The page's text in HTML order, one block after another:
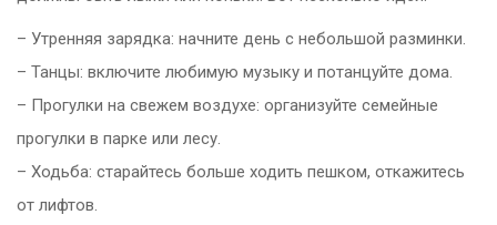
– Утренняя зарядка: начните день с небольшой разминки.
– Танцы: включите любимую музыку и потанцуйте дома.
– Прогулки на свежем воздухе: организуйте семейные
прогулки в парке или лесу.
– Ходьба: старайтесь больше ходить пешком, откажитесь
от лифтов.